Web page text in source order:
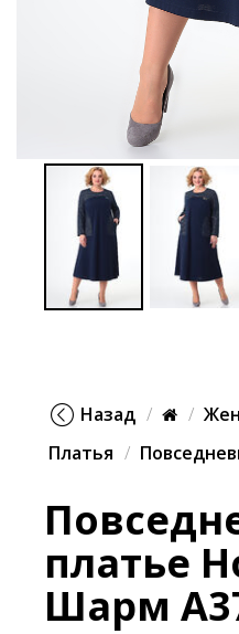
Назад
Платья
платье
Шарм